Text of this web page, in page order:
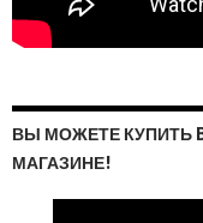
ВЫ МОЖЕТЕ КУПИТЬ
МАГАЗИНЕ!